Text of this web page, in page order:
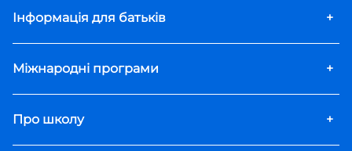
Інформація для батьків +
Міжнародні програми +
Про школу +